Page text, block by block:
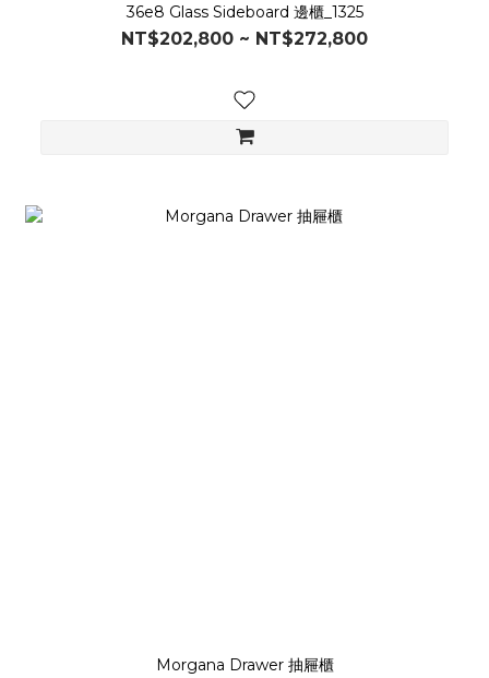
36e8 Glass Sideboard 邊櫃_1325
NT$202,800 ~ NT$272,800
Morgana Drawer 抽屜櫃